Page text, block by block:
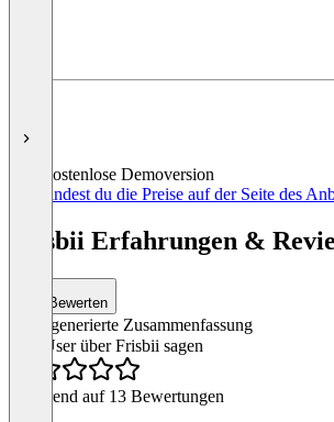
Kostenlose Demoversion
Hier findest du die Preise auf der Seite des
Frisbii Erfahrungen &
Bewerten
KI-generierte Zusammenfassung
Was User über Frisbii sagen
Basierend auf 13 Bewertungen